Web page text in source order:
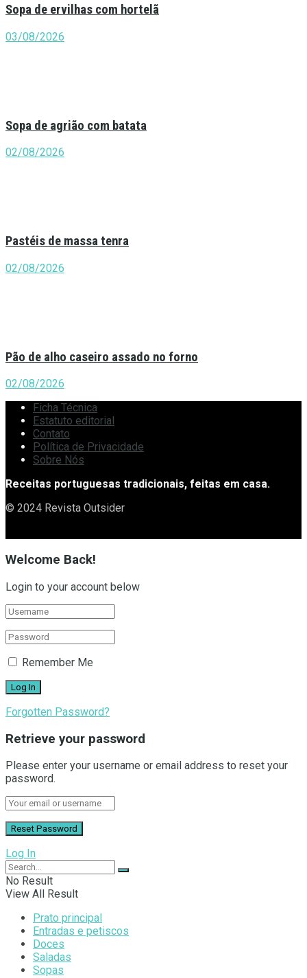
Sopa de ervilhas com hortelã
03/08/2026
Sopa de agrião com batata
02/08/2026
Pastéis de massa tenra
02/08/2026
Pão de alho caseiro assado no forno
02/08/2026
Ficha Técnica
Estatuto editorial
Contato
Política de Privacidade
Sobre Nós
Receitas portuguesas tradicionais, feitas em casa.
© 2024 Revista Outsider
Welcome Back!
Login to your account below
Remember Me
Forgotten Password?
Retrieve your password
Please enter your username or email address to reset your
password.
Log In
No Result
View All Result
Prato principal
Entradas e petiscos
Doces
Saladas
Sopas